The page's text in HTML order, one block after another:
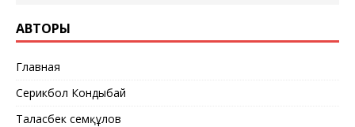
АВТОРЫ
Главная
Серикбол Кондыбай
Таласбек Әсемқұлов